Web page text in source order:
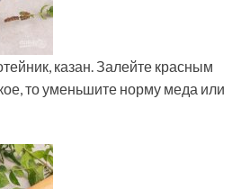
казан. Залейте красным
то уменьшите норму меда или